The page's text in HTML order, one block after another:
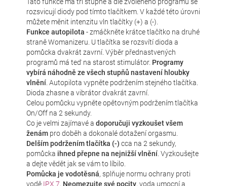
Tato funkce má tři stupně a dle zvoleného programu se
rozsvicují diody pod tímto tlačítkem. V každé této úrovni
můžete měnit intenzitu vln tlačítky (+) a (-).
Funkce autopilota - zmáčkněte krátce tlačítko na druhé
straně Womanizeru. U tlačítka se rozsvítí dioda a
pomůcka dvakrát zavrní. Výběr přednastvených
programů má teď na starost stimulátor. Programy
vybírá náhodně ze všech stupňů nastavení hloubky
vlnění. Autopilota vypněte podržením stejného tlačítka.
Dioda zhasne a vibrátor dvakrát zavrní.
Celou pomůcku vypněte opětovným podržením tlačítka
On/Off na 2 sekundy.
Co je velmi zajímavé adoporučuji vyzkoušet všem
ženám pro doběh a dokonalé dotažení orgasmu.
Delším podržením tlačítka (-) cca na 2 sekundy,
pomůcka ihned přepne na nejnižší vlnění. Vyzkoušejte
a dejte vědět jak se vám to líbilo.
Pomůcka je vodotěsná, splňuje normu ochrany proti